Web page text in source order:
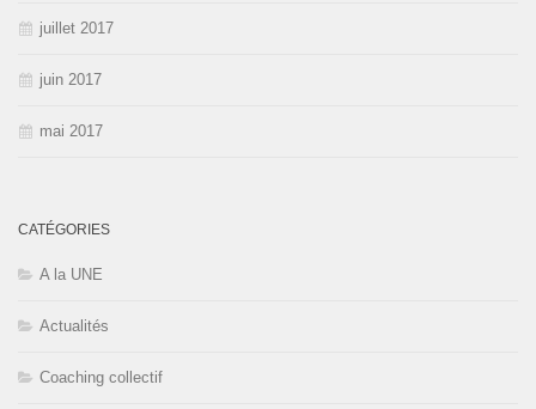
juillet 2017
juin 2017
mai 2017
CATÉGORIES
A la UNE
Actualités
Coaching collectif